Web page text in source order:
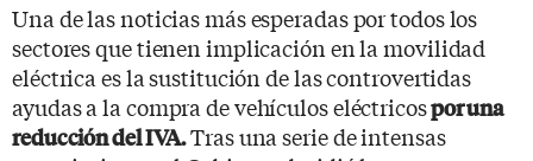
Una de las noticias más esperadas por todos los
sectores que tienen implicación en la movilidad
eléctrica es la sustitución de las controvertidas
ayudas a la compra de vehículos eléctricospor una
reducción del IVA.Tras una serie de intensas